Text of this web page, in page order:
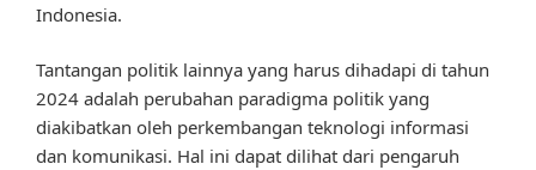
Indonesia.
Tantangan politik lainnya yang harus dihadapi di tahun
2024 adalah perubahan paradigma politik yang
diakibatkan oleh perkembangan teknologi informasi
dan komunikasi. Hal ini dapat dilihat dari pengaruh